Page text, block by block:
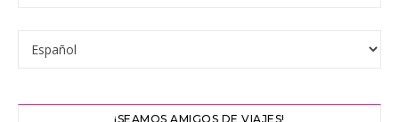
¡SEAMOS AMIGOS DE VIAJES!